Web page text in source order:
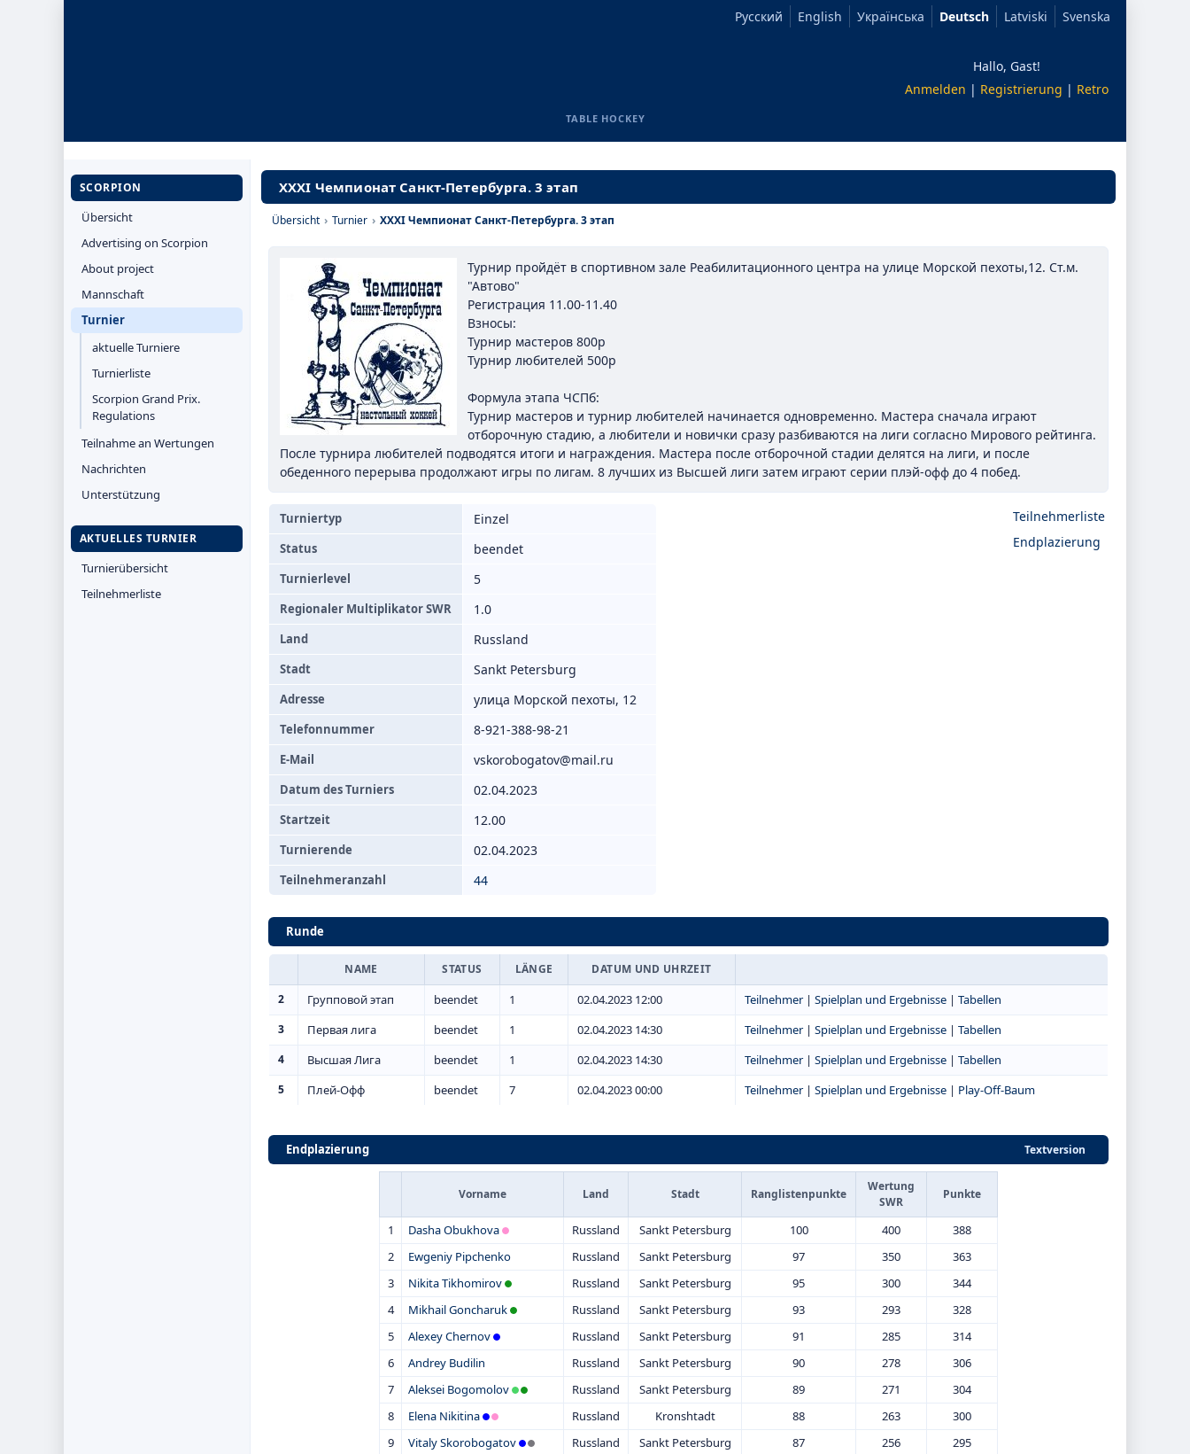
Русский English Українська Deutsch Latviski Svenska
Hallo, Gast!
Anmelden | Registrierung | Retro
TABLE HOCKEY
SCORPION
Übersicht
Advertising on Scorpion
About project
Mannschaft
Turnier
aktuelle Turniere
Turnierliste
Scorpion Grand Prix.
Regulations
Teilnahme an Wertungen
Nachrichten
Unterstützung
AKTUELLES TURNIER
Turnierübersicht
Teilnehmerliste
ХХХI Чемпионат Санкт-Петербурга. 3 этап
Übersicht › Turnier › ХХХI Чемпионат Санкт-Петербурга. 3 этап
Турнир пройдёт в спортивном зале Реабилитационного центра на улице Морской пехоты,12. Ст.м.
"Автово"
Регистрация 11.00-11.40
Взносы:
Турнир мастеров 800р
Турнир любителей 500р
Формула этапа ЧСПб:
Турнир мастеров и турнир любителей начинается одновременно. Мастера сначала играют
отборочную стадию, а любители и новички сразу разбиваются на лиги согласно Мирового рейтинга.
После турнира любителей подводятся итоги и награждения. Мастера после отборочной стадии делятся на лиги, и после
обеденного перерыва продолжают игры по лигам. 8 лучших из Высшей лиги затем играют серии плэй-офф до 4 побед.
Teilnehmerliste
Endplazierung
Turniertyp Einzel
Status beendet
Turnierlevel 5
Regionaler Multiplikator SWR 1.0
Land Russland
Stadt Sankt Petersburg
Adresse улица Морской пехоты, 12
Telefonnummer 8-921-388-98-21
E-Mail vskorobogatov@mail.ru
Datum des Turniers 02.04.2023
Startzeit 12.00
Turnierende 02.04.2023
Teilnehmeranzahl 44
Runde
NAME STATUS LÄNGE
DATUM UND UHRZEIT
2
Групповой этап beendet 1 02.04.2023 12:00 Teilnehmer| Spielplan und Ergebnisse | Tabellen
3 Первая лига beendet 1 02.04.2023 14:30 Teilnehmer| Spielplan und Ergebnisse | Tabellen
4 Высшая Лига beendet 1 02.04.2023 14:30 Teilnehmer| Spielplan und Ergebnisse | Tabellen
5 Плей-Офф beendet 7 02.04.2023 00:00 Teilnehmer| Spielplan und Ergebnisse | Play-Off-Baum
Textversion
Endplazierung
Vorname Land Stadt Ranglistenpunkte
Wertung
SWR
Punkte
1 Dasha Obukhova Russland Sankt Petersburg 100 400
388
2
Ewgeniy Pipchenko Russland Sankt Petersburg 97 350
363
3
Nikita Tikhomirov Russland Sankt Petersburg 95 300
344
4
Mikhail Goncharuk Russland Sankt Petersburg 93 293
328
5
Alexey Chernov Russland Sankt Petersburg 91 285
314
6
Andrey Budilin Russland Sankt Petersburg 90 278
306
7
Aleksei Bogomolov Russland Sankt Petersburg 89 271
304
8
Elena Nikitina Russland Kronshtadt 88 263
300
9
Vitaly Skorobogatov Russland Sankt Petersburg 87 256
295